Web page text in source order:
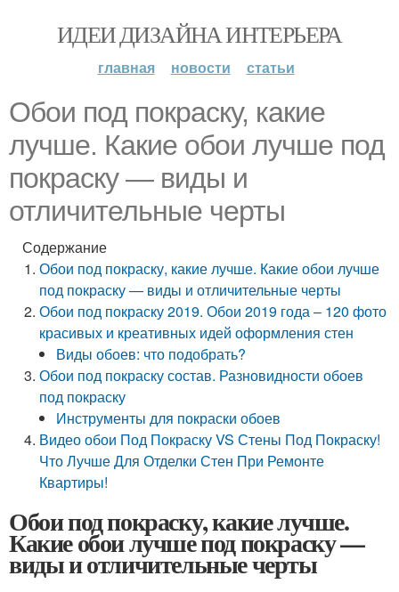
ИДЕИ ДИЗАЙНА ИНТЕРЬЕРА
главная новости статьи
Обои под покраску, какие
лучше. Какие обои лучше под
покраску — виды и
отличительные черты
Содержание
Обои под покраску, какие лучше. Какие обои лучше
под покраску — виды и отличительные черты
Обои под покраску 2019. Обои 2019 года – 120 фото
красивых и креативных идей оформления стен
Виды обоев: что подобрать?
Обои под покраску состав. Разновидности обоев
под покраску
Инструменты для покраски обоев
Видео обои Под Покраску VS Стены Под Покраску!
Что Лучше Для Отделки Стен При Ремонте
Квартиры!
Обои под покраску, какие лучше.
Какие обои лучше под покраску —
виды и отличительные черты